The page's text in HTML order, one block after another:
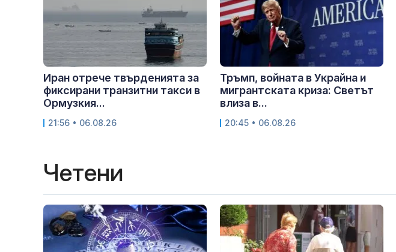
Иран отрече твърденията за
фиксирани транзитни такси в
Ормузкия...
21:56 • 06.08.26
Тръмп, войната в Украйна и
мигрантската криза: Светът
влиза в...
20:45 • 06.08.26
Четени